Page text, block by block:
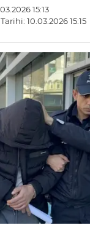
15:13
10.03.2026 15:15